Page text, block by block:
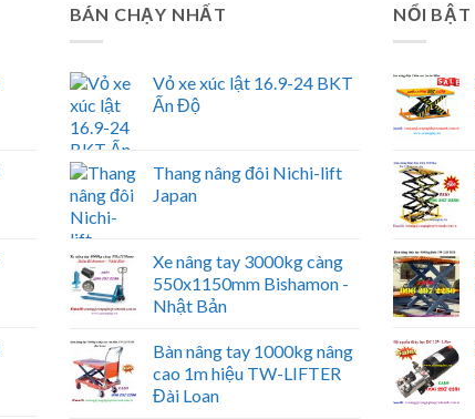
BÁN CHẠY NHẤT
Vỏ xe xúc lật 16.9-24 BKT
Ấn Độ
Thang nâng đôi Nichi-lift
Japan
Xe nâng tay 3000kg càng
550x1150mm Bishamon -
Nhật Bản
Bàn nâng tay 1000kg nâng
cao 1m hiệu TW-LIFTER
Đài Loan
NỔI BẬT